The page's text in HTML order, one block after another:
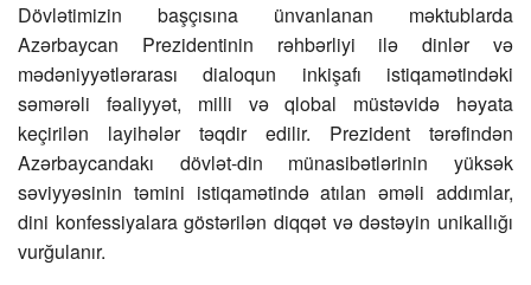
Dövlətimizin başçısına ünvanlanan məktublarda
Azərbaycan Prezidentinin rəhbərliyi ilə dinlər və
mədəniyyətlərarası dialoqun inkişafı istiqamətindəki
səmərəli fəaliyyət, milli və qlobal müstəvidə həyata
keçirilən layihələr təqdir edilir. Prezident tərəfindən
Azərbaycandakı dövlət-din münasibətlərinin yüksək
səviyyəsinin təmini istiqamətində atılan əməli addımlar,
dini konfessiyalara göstərilən diqqət və dəstəyin unikallığı
vurğulanır.